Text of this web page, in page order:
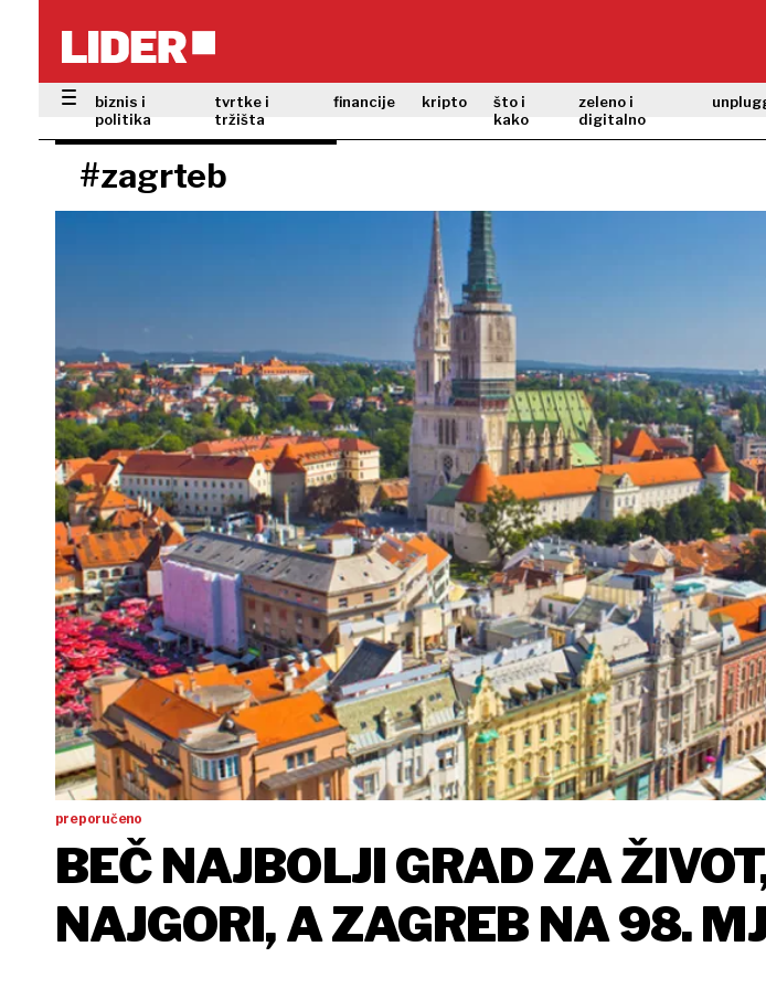
biznis i
politika
tvrtke i
tržišta
financije kripto
što i
kako
zeleno i
digitalno
#zagrteb
preporučeno
BEČ NAJBOLJI GRAD ZA
NAJGORI, A ZAGREB NA 98.